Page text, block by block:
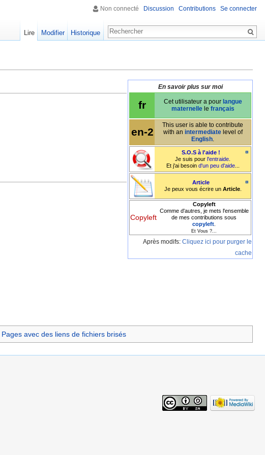
En savoir plus sur moi
fr Cet utilisateur a pour langue
maternellele français
en-2
This user is able to contribute
with an intermediatelevel of
English
¤
S.O.S à l'aide !
Je suis pour l'entraide
Et j'ai besoin d'un peu d'aide...
¤
Article
Je peux vous écrire un Article.
Copyleft
Copyleft
Comme d'autres, je mets l'ensemble
de mes contributions sous
copyleft
Et Vous ?...
Après modifs: Cliquez ici pour purger le
cache
Pages avec des liens de fichiers brisés
Non connecté Discussion Contributions Se connecter
Lire Modifier Historique